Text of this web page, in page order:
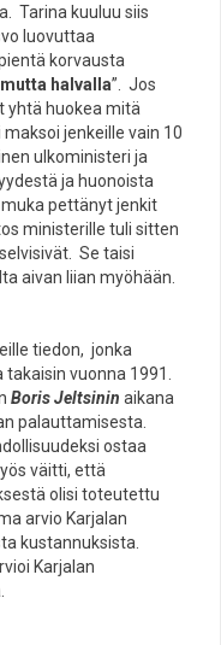
Tarina kuuluu siis
luovuttaa
korvausta
halvalla”. Jos
yhtä huokea mitä
jenkeille vain 10
ulkoministeri ja
ja huonoista
pettänyt jenkit
ministerille tuli sitten
Se taisi
aivan liian myöhään.
tiedon, jonka
vuonna 1991.
Boris Jeltsinin aikana
palauttamisesta.
ostaa
väitti, että
olisi toteutettu
arvio Karjalan
kustannuksista.
Karjalan